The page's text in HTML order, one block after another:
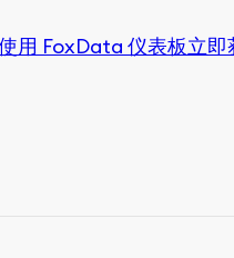
用 FoxData 仪表板立即